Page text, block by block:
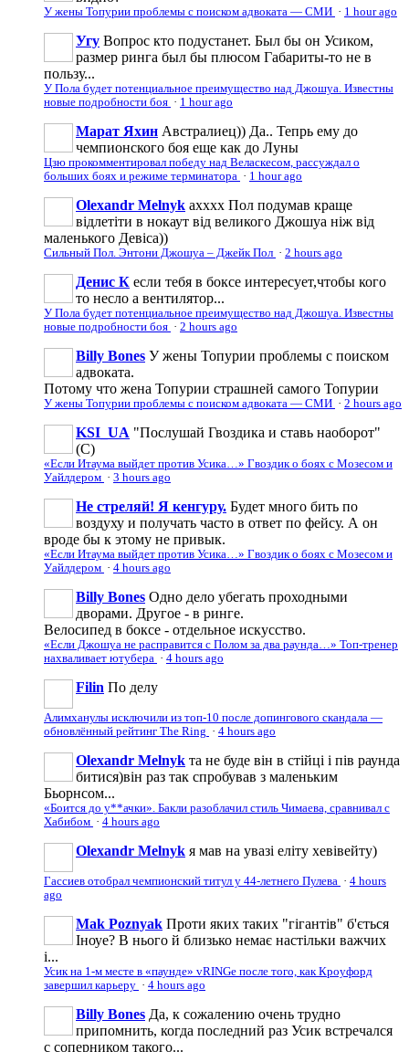
У жены Топурии проблемы с поиском адвоката — СМИ · 1 hour ago
Угу Вопрос кто подустанет. Был бы он Усиком,
размер ринга был бы плюсом Габариты-то не в
пользу...
У Пола будет потенциальное преимущество над Джошуа. Известны
новые подробности боя · 1 hour ago
Марат Яхин Австралиец)) Да.. Тепрь ему до
чемпионского боя еще как до Луны
Цзю прокомментировал победу над Веласкесом, рассуждал о
больших боях и режиме терминатора · 1 hour ago
Olexandr Melnyk ахххх Пол подумав краще
відлетіти в нокаут від великого Джошуа ніж від
маленького Девіса))
Сильный Пол. Энтони Джошуа – Джейк Пол · 2 hours ago
Денис К если тебя в боксе интересует,чтобы кого
то несло а вентилятор...
У Пола будет потенциальное преимущество над Джошуа. Известны
новые подробности боя · 2 hours ago
Billy Bones У жены Топурии проблемы с поиском
адвоката.
Потому что жена Топурии страшней самого Топурии
У жены Топурии проблемы с поиском адвоката — СМИ · 2 hours ago
KSI_UA "Послушай Гвоздика и ставь наоборот"
(С)
«Если Итаума выйдет против Усика…» Гвоздик о боях с Мозесом и
Уайлдером · 3 hours ago
Не стреляй! Я кенгуру. Будет много бить по
воздуху и получать часто в ответ по фейсу. А он
вроде бы к этому не привык.
«Если Итаума выйдет против Усика…» Гвоздик о боях с Мозесом и
Уайлдером · 4 hours ago
Billy Bones Одно дело убегать проходными
дворами. Другое - в ринге.
Велосипед в боксе - отдельное искусство.
«Если Джошуа не расправится с Полом за два раунда…» Топ-тренер
нахваливает ютубера · 4 hours ago
Filin По делу
Алимханулы исключили из топ-10 после допингового скандала —
обновлённый рейтинг The Ring · 4 hours ago
Olexandr Melnyk та не буде він в стійці і пів раунда
битися)він раз так спробував з маленьким
Бьорнсом...
«Боится до у**ачки». Бакли разоблачил стиль Чимаева, сравнивал с
Хабибом · 4 hours ago
Olexandr Melnyk я мав на увазі еліту хевівейту)
Гассиев отобрал чемпионский титул у 44-летнего Пулева · 4 hours
ago
Mak Poznyak Проти яких таких "гігантів" б'ється
Іноуе? В нього й близько немає настільки важчих
і...
Усик на 1-м месте в «паунде» vRINGe после того, как Кроуфорд
завершил карьеру · 4 hours ago
Billy Bones Да, к сожалению очень трудно
припомнить, когда последний раз Усик встречался
с соперником такого...